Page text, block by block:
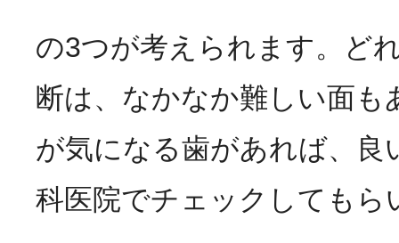
の3つが考えられます。ど
断は、なかなか難しい面も
が気になる歯があれば、良
科医院でチェックしてもら